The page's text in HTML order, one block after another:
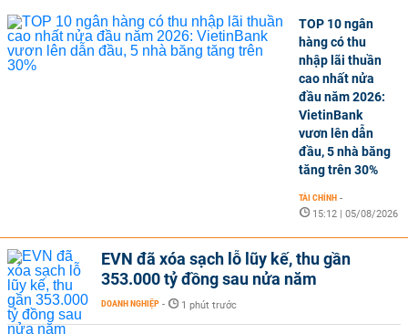
TOP 10 ngân
hàng có thu
nhập lãi thuần
cao nhất nửa
đầu năm 2026:
VietinBank
vươn lên dẫn
đầu, 5 nhà băng
tăng trên 30%
TÀI CHÍNH -
15:12 | 05/08/2026
EVN đã xóa sạch lỗ lũy kế, thu gần
353.000 tỷ đồng sau nửa năm
DOANH NGHIỆP - 1 phút trước